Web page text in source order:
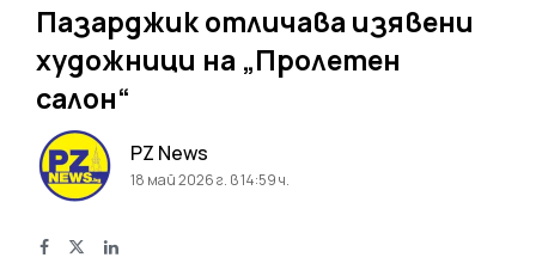
Пазарджик отличава изявени
художници на „Пролетен
салон“
PZ News
18 май 2026 г. в 14:59 ч.